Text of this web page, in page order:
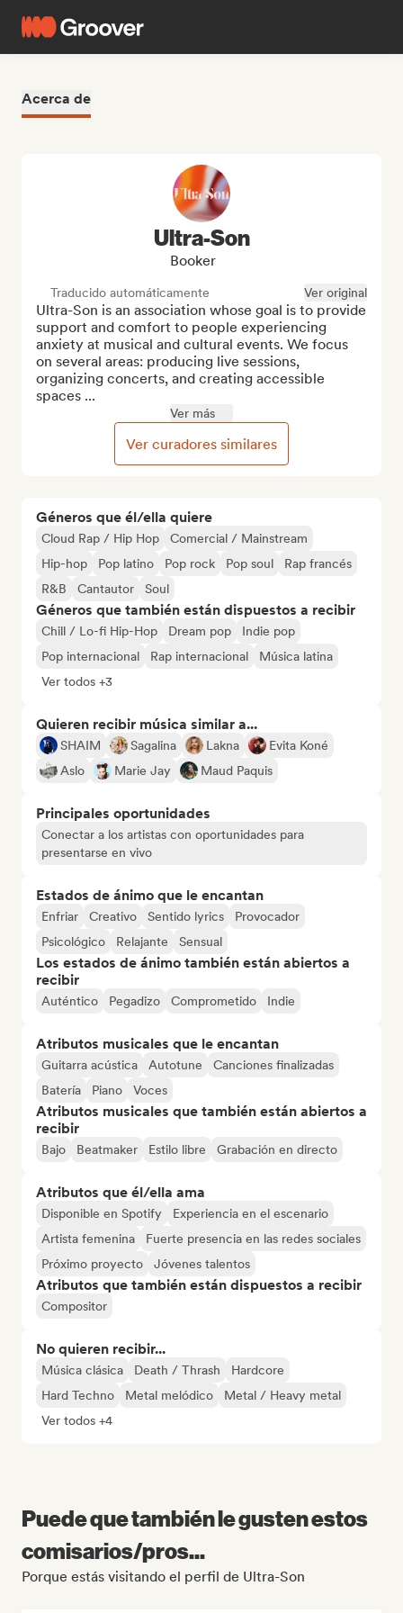
Acerca de
Géneros que él/ella quiere
Cloud Rap / Hip Hop
Comercial / Mainstream
Hip-hop
Pop latino Pop rock Pop soul
Rap francés
R&B
Cantautor Soul
Géneros que también están dispuestos a recibir
Chill / Lo-fi Hip-Hop Dream pop
Indie pop
Pop internacional
Rap internacional
Música latina
Ver todos +3
Quieren recibir música similar a...
SHAIM Sagalina Lakna
Evita Koné
Aslo
Marie Jay Maud Paquis
Principales oportunidades
Conectar a los artistas con oportunidades para
presentarse en vivo
Estados de ánimo que le encantan
Enfriar Creativo Sentido lyrics
Provocador
Psicológico
Relajante Sensual
Los estados de ánimo también están abiertos a
recibir
Auténtico Pegadizo Comprometido Indie
Atributos musicales que le encantan
Guitarra acústica Autotune
Canciones finalizadas
Batería
Piano Voces
Atributos musicales que también están abiertos a
recibir
Bajo Beatmaker Estilo libre Grabación en directo
Atributos que él/ella ama
Disponible en Spotify
Experiencia en el escenario
Artista femenina
Fuerte presencia en las redes sociales
Próximo proyecto
Jóvenes talentos
Atributos que también están dispuestos a recibir
Compositor
No quieren recibir...
Música clásica Death / Thrash
Hardcore
Hard Techno
Metal melódico
Metal / Heavy metal
Ver todos +4
Ultra-Son
Booker
Traducido automáticamente Ver original
Ultra-Son is an association whose goal is to provide
support and comfort to people experiencing
anxiety at musical and cultural events. We focus
on several areas: producing live sessions,
organizing concerts, and creating accessible
spaces ...
Ver más
Ver curadores similares
Puede que también le gusten estos
comisarios/pros...
Porque estás visitando el perfil de Ultra-Son